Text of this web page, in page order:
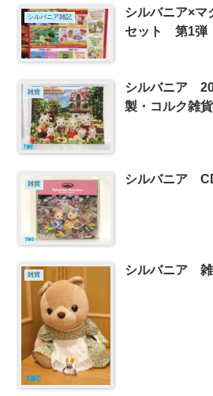
シルバニア雑記
シルバニア×
セット 第1弾
雑貨
シルバニア
製・コルク雑貨
雑貨 シルバニア
雑貨 シルバニア